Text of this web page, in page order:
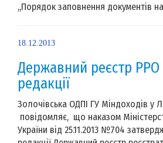
,,Порядок заповнення документів
18.12.2013
Державний реєстр РРО
редакції
Золочівська ОДПІ ГУ Міндоходів у
повідомляє, що наказом
України від 25.11.2013 №704